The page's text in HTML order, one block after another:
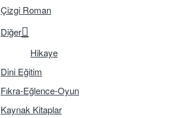
Çizgi Roman
Diğer
Hikaye
Dini Eğitim
Fıkra-Eğlence-Oyun
Kaynak Kitaplar